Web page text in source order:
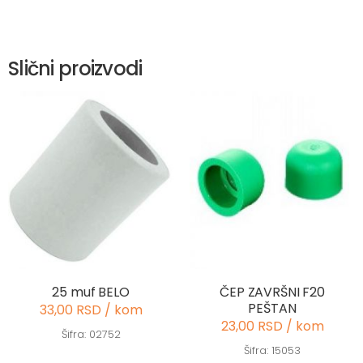
Slični proizvodi
25 muf BELO
33,00 RSD / kom
Šifra: 02752
ČEP ZAVRŠNI F20
PEŠTAN
23,00 RSD / kom
Šifra: 15053